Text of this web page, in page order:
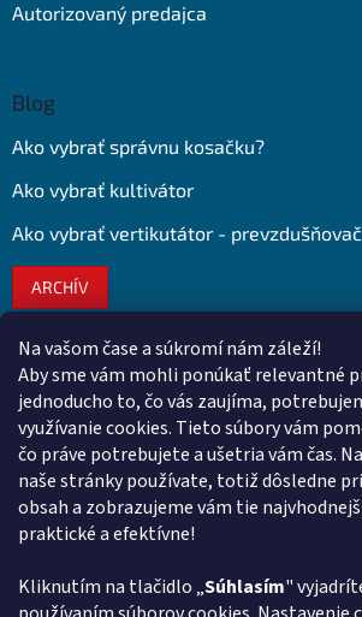
Na vašom čase a súkromí nám záleží!
Aby sme vám mohli ponúkať relevantné
jednoducho to, čo vás zaujíma,
využívanie cookies. Tieto súbory vám
čo práve potrebujete a ušetria vám čas.
naše stránky používate, totiž dôsledne
obsah a zobrazujeme vám tie
praktické a efektívne!
Kliknutím na tlačidlo „Súhlasím"
Autorizovaný predajca
Blog
Ako vybrať správnu kosačku?
Ako vybrať kultivátor
Ako vybrať vertikutátor -
ARCHÍV
Kontakt
obchod@ euroshopy.sk
0911 931 019
0911 931 019
Facebook Euroshopy
Prijímame online platby